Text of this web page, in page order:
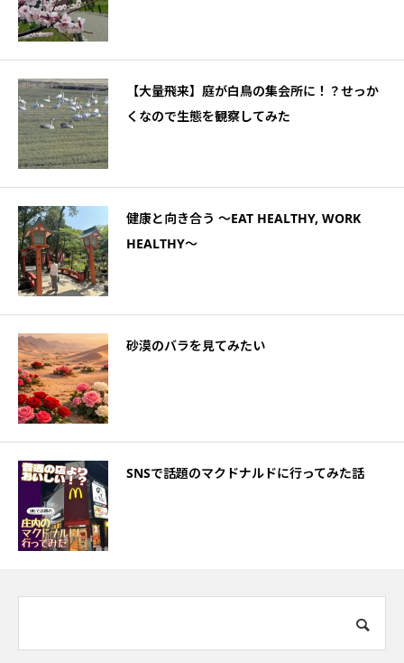
【大量飛来】庭が白鳥の集会所に！？せっか
くなので生態を観察してみた
健康と向き合う ～EAT HEALTHY, WORK
HEALTHY～
砂漠のバラを見てみたい
SNSで話題のマクドナルドに行ってみた話